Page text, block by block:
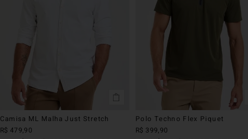
Camisa ML Malha Just Stretch
R$ 479,90
Polo Techno Flex Piquet
R$ 399,90